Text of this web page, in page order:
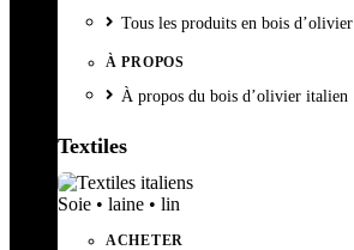
Tous les produits en bois d’olivier
À PROPOS
À propos du bois d’olivier italien
Textiles
Soie • laine • lin
ACHETER